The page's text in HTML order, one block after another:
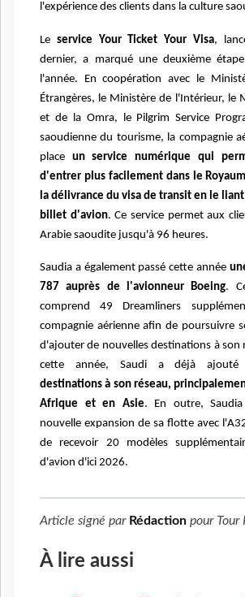
l'expérience des clients dans la culture
Le service Your Ticket Your Visa,
dernier, a marqué une deuxième
l'année. En coopération avec le
Étrangères, le Ministère de l'Intérieur, le
et de la Omra, le Pilgrim Service
saoudienne du tourisme, la compagnie
place un service numérique qui
d'entrer plus facilement dans le
la délivrance du visa de transit en le
billet d'avion. Ce service permet aux
Arabie saoudite jusqu'à 96 heures.
Saudia a également passé cette année
787 auprès de l'avionneur Boeing.
comprend 49 Dreamliners
compagnie aérienne afin de poursuivre
d'ajouter de nouvelles destinations à son
cette année, Saudi a déjà ajouté
destinations à son réseau,
Afrique et en Asie. En outre,
nouvelle expansion de sa flotte avec
de recevoir 20 modèles
d'avion d'ici 2026.
Article signé par Rédaction pour Tour
À lire aussi